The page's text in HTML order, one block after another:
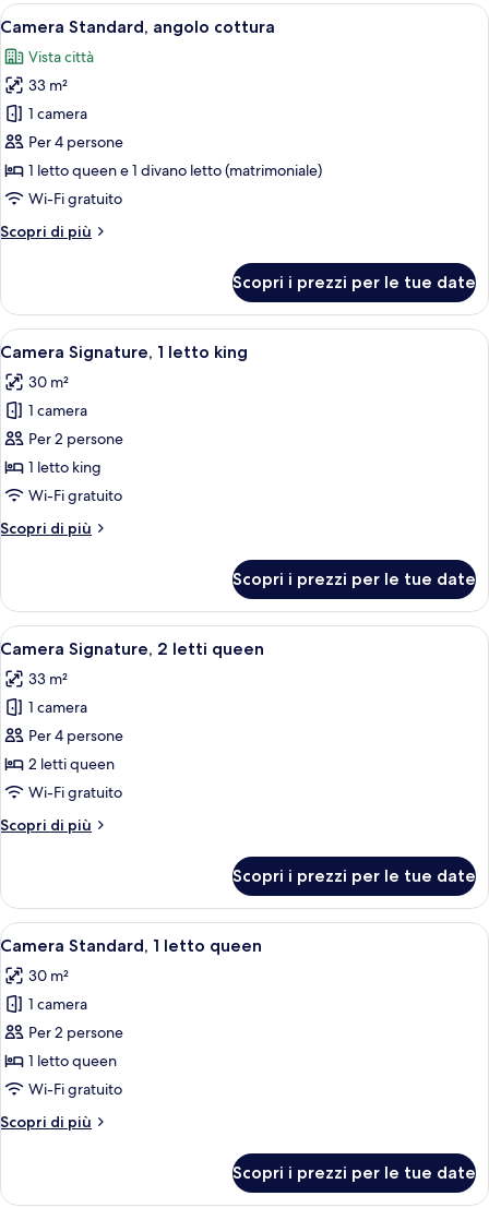
letti
Apri
tutte
le
foto
per
Camera
Standard,
angolo
cottura
Una camera d'albergo con un letto,
4
Camera Standard, angolo cottura
Vista città
33 m²
1 camera
Per 4 persone
1 letto queen e 1 divano letto (matrimoniale)
Wi-Fi gratuito
Scopri di più
Altri
Standard,
angolo
cottura
Scopri i prezzi per le tue date
Apri
tutte
le
foto
per
Camera
Signature,
letto
Una camera d'hotel moderna con
7
Camera Signature, 1 letto king
30 m²
1 camera
Per 2 persone
1 letto king
Wi-Fi gratuito
Scopri di più
Altri
Signature,
letto
Scopri i prezzi per le tue date
Apri
tutte
le
foto
per
Camera
Signature,
letti
Una camera d'albergo con due letti,
4
Camera Signature, 2 letti queen
33 m²
1 camera
Per 4 persone
2 letti queen
Wi-Fi gratuito
Scopri di più
Altri
Signature,
letti
Scopri i prezzi per le tue date
Apri
tutte
le
foto
per
Camera
Standard,
letto
Una camera d'albergo moderna con
4
Camera Standard, 1 letto queen
30 m²
1 camera
Per 2 persone
1 letto queen
Wi-Fi gratuito
Scopri di più
Altri
Standard,
Scopri i prezzi per le tue date